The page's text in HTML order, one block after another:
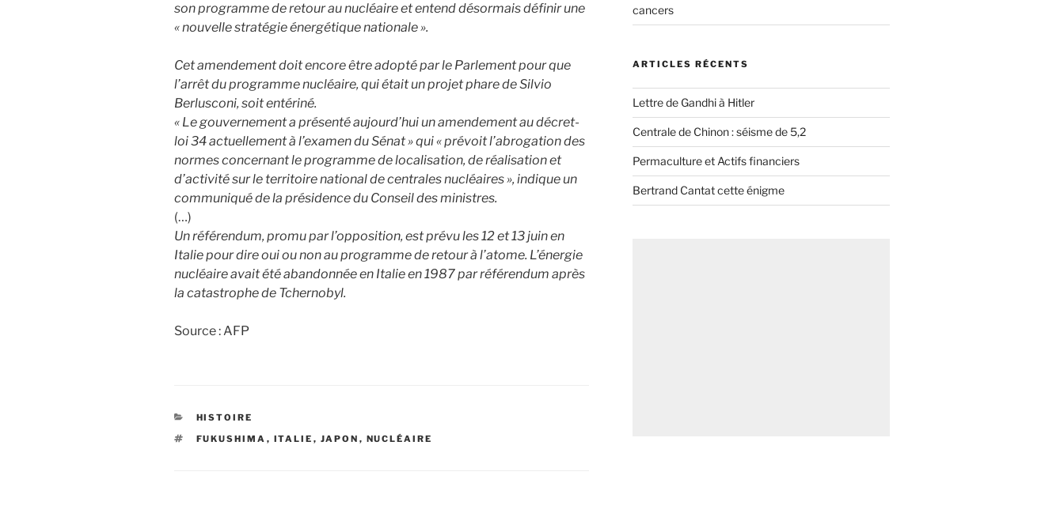
son programme de retour au nucléaire et entend désormais définir une
« nouvelle stratégie énergétique nationale ».
Cet amendement doit encore être adopté par le Parlement pour que
l’arrêt du programme nucléaire, qui était un projet phare de Silvio
Berlusconi, soit entériné.
« Le gouvernement a présenté aujourd’hui un amendement au décret-
loi 34 actuellement à l’examen du Sénat » qui « prévoit l’abrogation des
normes concernant le programme de localisation, de réalisation et
d’activité sur le territoire national de centrales nucléaires », indique un
communiqué de la présidence du Conseil des ministres.
(…)
Un référendum, promu par l’opposition, est prévu les 12 et 13 juin en
Italie pour dire oui ou non au programme de retour à l’atome. L’énergie
nucléaire avait été abandonnée en Italie en 1987 par référendum après
la catastrophe de Tchernobyl.
Source : AFP
CATÉGORIES
HISTOIRE
ÉTIQUETTES
FUKUSHIMA , ITALIE , JAPON , NUCLÉAIRE
cancers
ARTICLES RÉCENTS
Lettre de Gandhi à Hitler
Centrale de Chinon : séisme de 5,2
Permaculture et Actifs financiers
Bertrand Cantat cette énigme